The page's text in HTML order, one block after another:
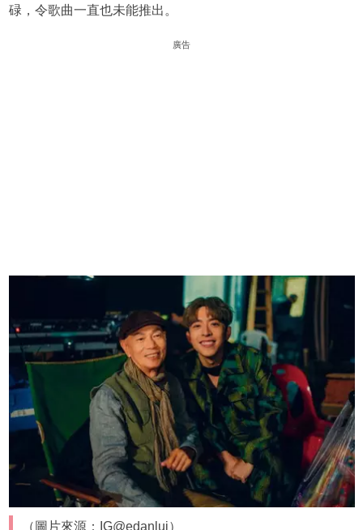
碌，令歌曲一直也未能推出。
廣告
（圖片來源：IG@edanlui）